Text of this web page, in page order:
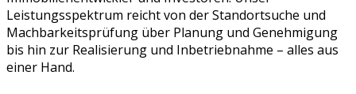
Leistungsspektrum reicht von der Standortsuche und
Machbarkeitsprüfung über Planung und Genehmigung
bis hin zur Realisierung und Inbetriebnahme – alles aus
einer Hand.